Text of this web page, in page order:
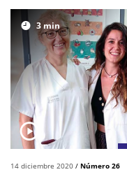
3min
14 diciembre 2020 / Número 26